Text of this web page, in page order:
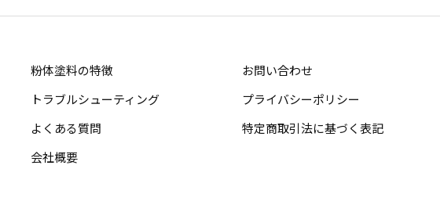
粉体塗料の特徴
トラブルシューティング
よくある質問
会社概要
お問い合わせ
プライバシーポリシー
特定商取引法に基づく表記